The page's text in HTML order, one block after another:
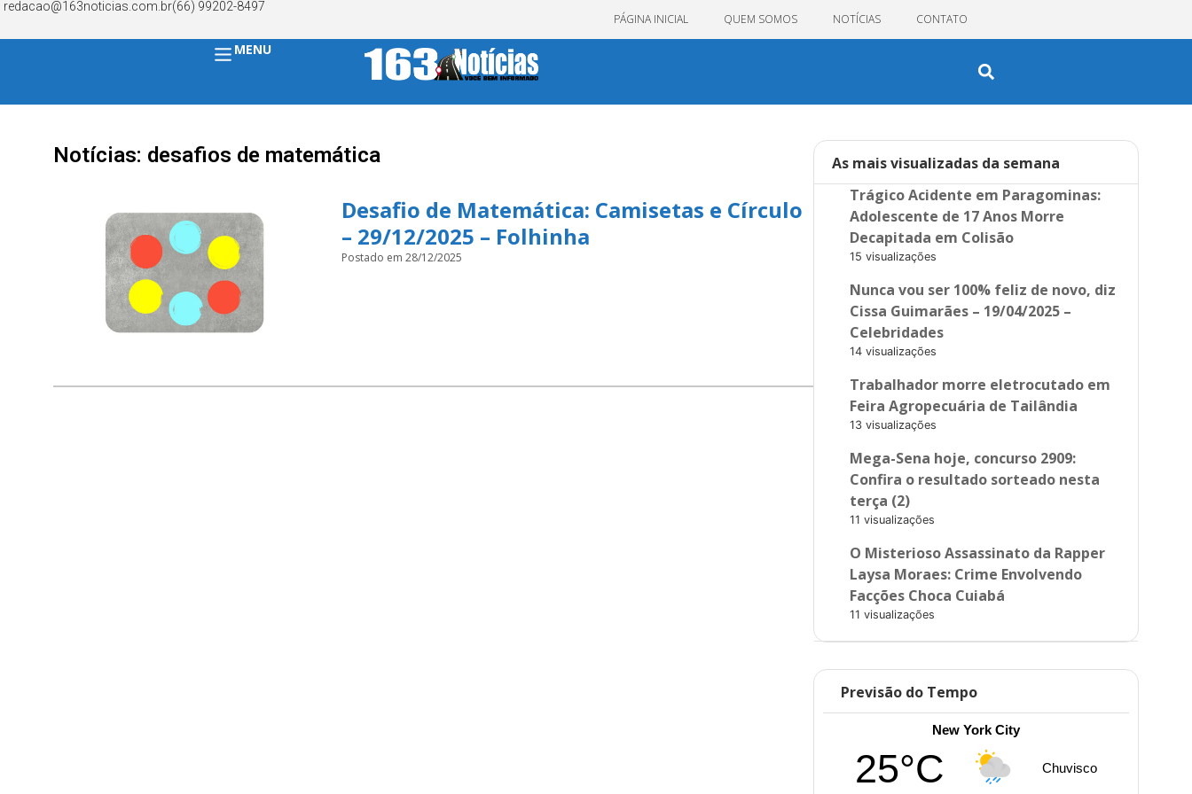
redacao@163noticias.com.br(66) 99202-8497
PÁGINA INICIAL QUEM SOMOS NOTÍCIAS CONTATO
MENU
Notícias: desafios de matemática
Desafio de Matemática: Camisetas e Círculo
– 29/12/2025 – Folhinha
Postado em 28/12/2025
As mais visualizadas da semana
Trágico Acidente em Paragominas:
Adolescente de 17 Anos Morre
Decapitada em Colisão
15 visualizações
Nunca vou ser 100% feliz de novo, diz
Cissa Guimarães – 19/04/2025 –
Celebridades
14 visualizações
Trabalhador morre eletrocutado em
Feira Agropecuária de Tailândia
13 visualizações
Mega-Sena hoje, concurso 2909:
Confira o resultado sorteado nesta
terça (2)
11 visualizações
O Misterioso Assassinato da Rapper
Laysa Moraes: Crime Envolvendo
Facções Choca Cuiabá
11 visualizações
Previsão do Tempo
New York City
25°C Chuvisco